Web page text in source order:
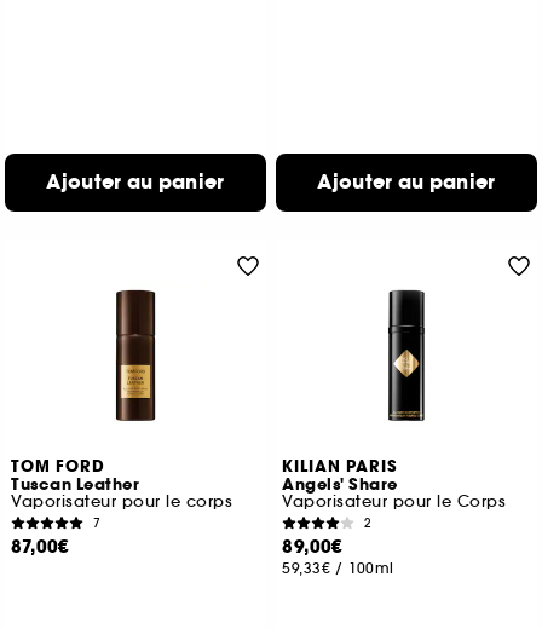
Ajouter au panier Ajouter au panier
TOM FORD
Tuscan Leather
Vaporisateur pour le corps
7
87,00€
KILIAN PARIS
Angels' Share
Vaporisateur pour le Corps
2
89,00€
59,33€ / 100ml